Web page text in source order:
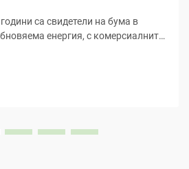
са свидетели на бума в
енергия, с комерсиалните